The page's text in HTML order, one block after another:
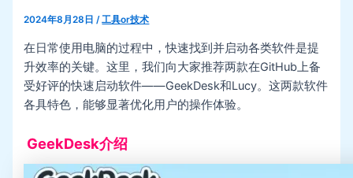
2024年8月28日/工具or技术
在日常使用电脑的过程中，快速找到并启动各类软件是提
升效率的关键。这里，我们向大家推荐两款在GitHub上备
受好评的快速启动软件——GeekDesk和Lucy。这两款软件
各具特色，能够显著优化用户的操作体验。
GeekDesk介绍